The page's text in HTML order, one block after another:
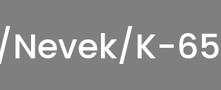
Nevek/K-